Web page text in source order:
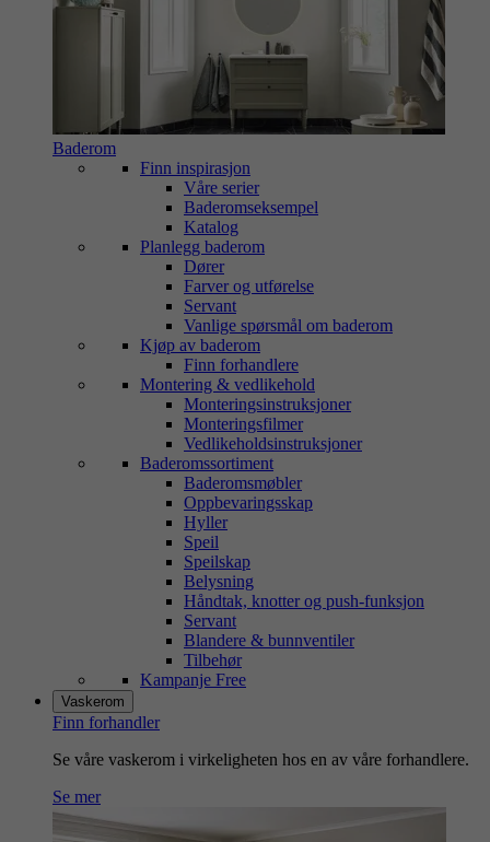
Baderom
Finn inspirasjon
Våre serier
Baderomseksempel
Katalog
Planlegg baderom
Dører
Farver og utførelse
Servant
Vanlige spørsmål om baderom
Kjøp av baderom
Finn forhandlere
Montering & vedlikehold
Monteringsinstruksjoner
Monteringsfilmer
Vedlikeholdsinstruksjoner
Baderomssortiment
Baderomsmøbler
Oppbevaringsskap
Hyller
Speil
Speilskap
Belysning
Håndtak, knotter og push-funksjon
Servant
Blandere & bunnventiler
Tilbehør
Kampanje Free
Vaskerom
Finn forhandler
Se våre vaskerom i virkeligheten hos en av våre forhandlere.
Se mer